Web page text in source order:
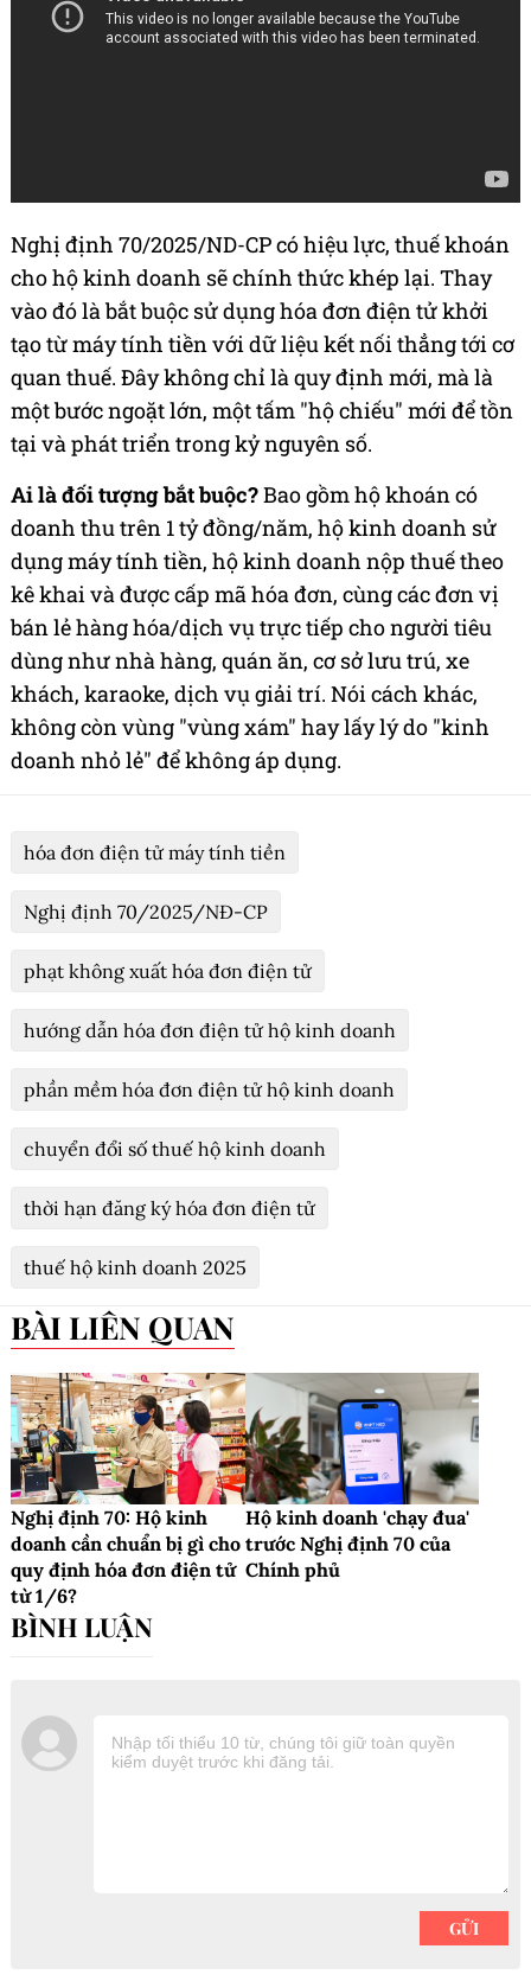
Nghị định 70/2025/ND-CP có hiệu lực, thuế khoán
cho hộ kinh doanh sẽ chính thức khép lại. Thay
vào đó là bắt buộc sử dụng hóa đơn điện tử khởi
tạo từ máy tính tiền với dữ liệu kết nối thẳng tới cơ
quan thuế. Đây không chỉ là quy định mới, mà là
một bước ngoặt lớn, một tấm "hộ chiếu" mới để tồn
tại và phát triển trong kỷ nguyên số.
Ai là đối tượng bắt buộc?Bao gồm hộ khoán có
doanh thu trên 1 tỷ đồng/năm, hộ kinh doanh sử
dụng máy tính tiền, hộ kinh doanh nộp thuế theo
kê khai và được cấp mã hóa đơn, cùng các đơn vị
bán lẻ hàng hóa/dịch vụ trực tiếp cho người tiêu
dùng như nhà hàng, quán ăn, cơ sở lưu trú, xe
khách, karaoke, dịch vụ giải trí. Nói cách khác,
không còn vùng "vùng xám" hay lấy lý do "kinh
doanh nhỏ lẻ" để không áp dụng.
hóa đơn điện tử máy tính tiền
Nghị định 70/2025/NĐ-CP
phạt không xuất hóa đơn điện tử
hướng dẫn hóa đơn điện tử hộ kinh doanh
phần mềm hóa đơn điện tử hộ kinh doanh
chuyển đổi số thuế hộ kinh doanh
thời hạn đăng ký hóa đơn điện tử
thuế hộ kinh doanh 2025
BÀI LIÊN QUAN
Nghị định 70: Hộ kinh
doanh cần chuẩn bị gì cho
quy định hóa đơn điện tử
từ 1/6?
Hộ kinh doanh 'chạy đua'
trước Nghị định 70 của
Chính phủ